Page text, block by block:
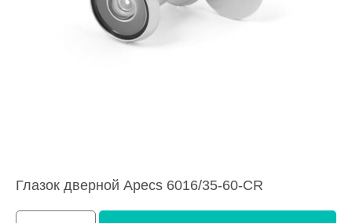
Глазок дверной Apecs 6016/35-60-CR